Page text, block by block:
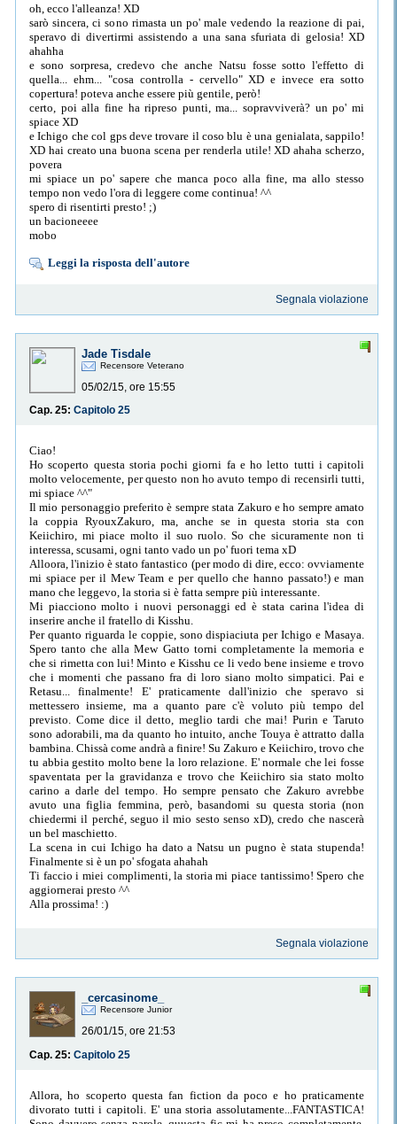
oh, ecco l'alleanza! XD
sarò sincera, ci sono rimasta un po' male vedendo la reazione di pai,
speravo di divertirmi assistendo a una sana sfuriata di gelosia! XD
ahahha
e sono sorpresa, credevo che anche Natsu fosse sotto l'effetto di
quella... ehm... "cosa controlla - cervello" XD e invece era sotto
copertura! poteva anche essere più gentile, però!
certo, poi alla fine ha ripreso punti, ma... sopravviverà? un po' mi
spiace XD
e Ichigo che col gps deve trovare il coso blu è una genialata, sappilo!
XD hai creato una buona scena per renderla utile! XD ahaha scherzo,
povera
mi spiace un po' sapere che manca poco alla fine, ma allo stesso
tempo non vedo l'ora di leggere come continua! ^^
spero di risentirti presto! ;)
un bacioneeee
mobo
Leggi la risposta dell'autore
Segnala violazione
Jade Tisdale
Recensore Veterano
05/02/15, ore 15:55
Cap. 25: Capitolo 25
Ciao!
Ho scoperto questa storia pochi giorni fa e ho letto tutti i capitoli
molto velocemente, per questo non ho avuto tempo di recensirli tutti,
mi spiace ^^"
Il mio personaggio preferito è sempre stata Zakuro e ho sempre amato
la coppia RyouxZakuro, ma, anche se in questa storia sta con
Keiichiro, mi piace molto il suo ruolo. So che sicuramente non ti
interessa, scusami, ogni tanto vado un po' fuori tema xD
Alloora, l'inizio è stato fantastico (per modo di dire, ecco: ovviamente
mi spiace per il Mew Team e per quello che hanno passato!) e man
mano che leggevo, la storia si è fatta sempre più interessante.
Mi piacciono molto i nuovi personaggi ed è stata carina l'idea di
inserire anche il fratello di Kisshu.
Per quanto riguarda le coppie, sono dispiaciuta per Ichigo e Masaya.
Spero tanto che alla Mew Gatto torni completamente la memoria e
che si rimetta con lui! Minto e Kisshu ce li vedo bene insieme e trovo
che i momenti che passano fra di loro siano molto simpatici. Pai e
Retasu... finalmente! E' praticamente dall'inizio che speravo si
mettessero insieme, ma a quanto pare c'è voluto più tempo del
previsto. Come dice il detto, meglio tardi che mai! Purin e Taruto
sono adorabili, ma da quanto ho intuito, anche Touya è attratto dalla
bambina. Chissà come andrà a finire! Su Zakuro e Keiichiro, trovo che
tu abbia gestito molto bene la loro relazione. E' normale che lei fosse
spaventata per la gravidanza e trovo che Keiichiro sia stato molto
carino a darle del tempo. Ho sempre pensato che Zakuro avrebbe
avuto una figlia femmina, però, basandomi su questa storia (non
chiedermi il perché, seguo il mio sesto senso xD), credo che nascerà
un bel maschietto.
La scena in cui Ichigo ha dato a Natsu un pugno è stata stupenda!
Finalmente si è un po' sfogata ahahah
Ti faccio i miei complimenti, la storia mi piace tantissimo! Spero che
aggiornerai presto ^^
Alla prossima! :)
Segnala violazione
_cercasinome_
Recensore Junior
26/01/15, ore 21:53
Cap. 25: Capitolo 25
Allora, ho scoperto questa fan fiction da poco e ho praticamente
divorato tutti i capitoli. E' una storia assolutamente...FANTASTICA!